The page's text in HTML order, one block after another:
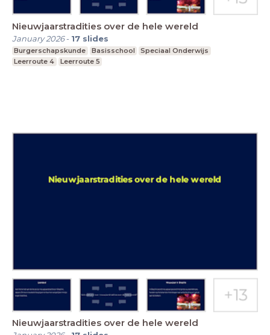
Nieuwjaarstradities over de hele wereld
January 2026- 17 slides
Burgerschapskunde Basisschool
Speciaal Onderwijs
Leerroute 4
Leerroute 5
Nieuwjaarstradities over de hele wereld